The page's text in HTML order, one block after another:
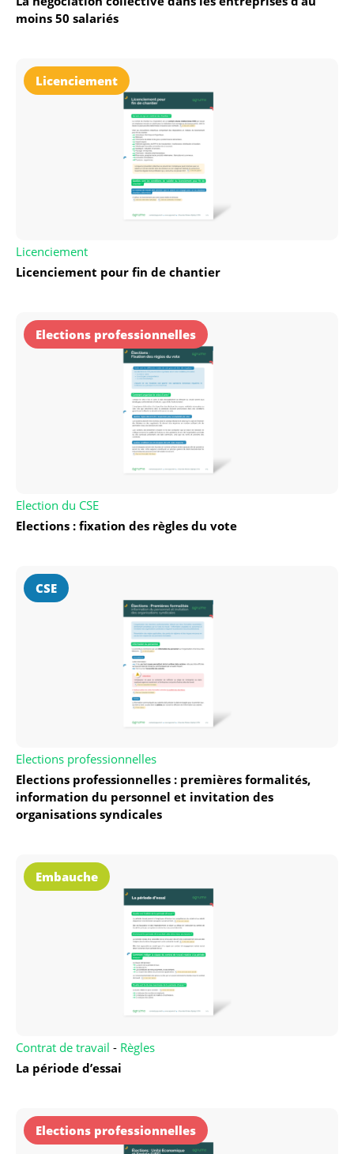
moins 50 salariés
Licenciement
Licenciement
Licenciement pour fin de chantier
Elections professionnelles
Election du CSE
Elections : fixation des règles du vote
CSE
Elections professionnelles
Elections professionnelles : premières formalités,
information du personnel et invitation des
organisations syndicales
Embauche
Contrat de travail - Règles
La période d’essai
Elections professionnelles